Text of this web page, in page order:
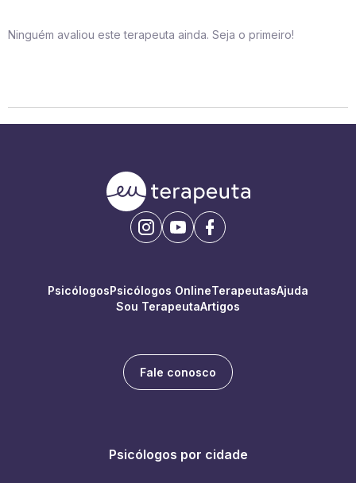
Ninguém avaliou este terapeuta ainda. Seja o primeiro!
PsicólogosPsicólogos OnlineTerapeutasAjuda
Sou TerapeutaArtigos
Fale conosco
Psicólogos por cidade